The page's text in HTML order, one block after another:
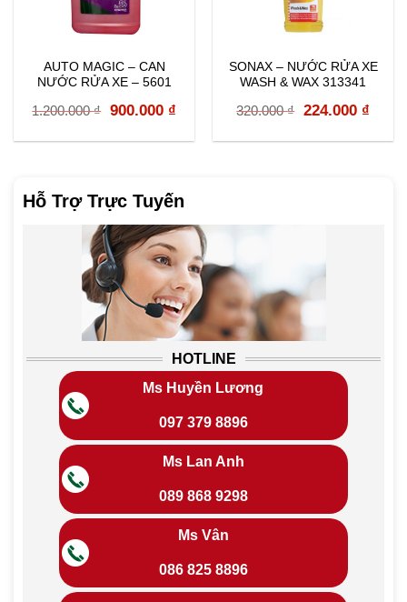
Hỗ Trợ Trực Tuyến
HOTLINE
Ms Huyền Lương
097 379 8896
Ms Lan Anh
089 868 9298
Ms Vân
086 825 8896
AUTO MAGIC – CAN
NƯỚC RỬA XE – 5601
1.200.000₫ Original
900.000 ₫Current
SONAX – NƯỚC RỬA XE
WASH & WAX 313341
320.000₫ Original
224.000 ₫